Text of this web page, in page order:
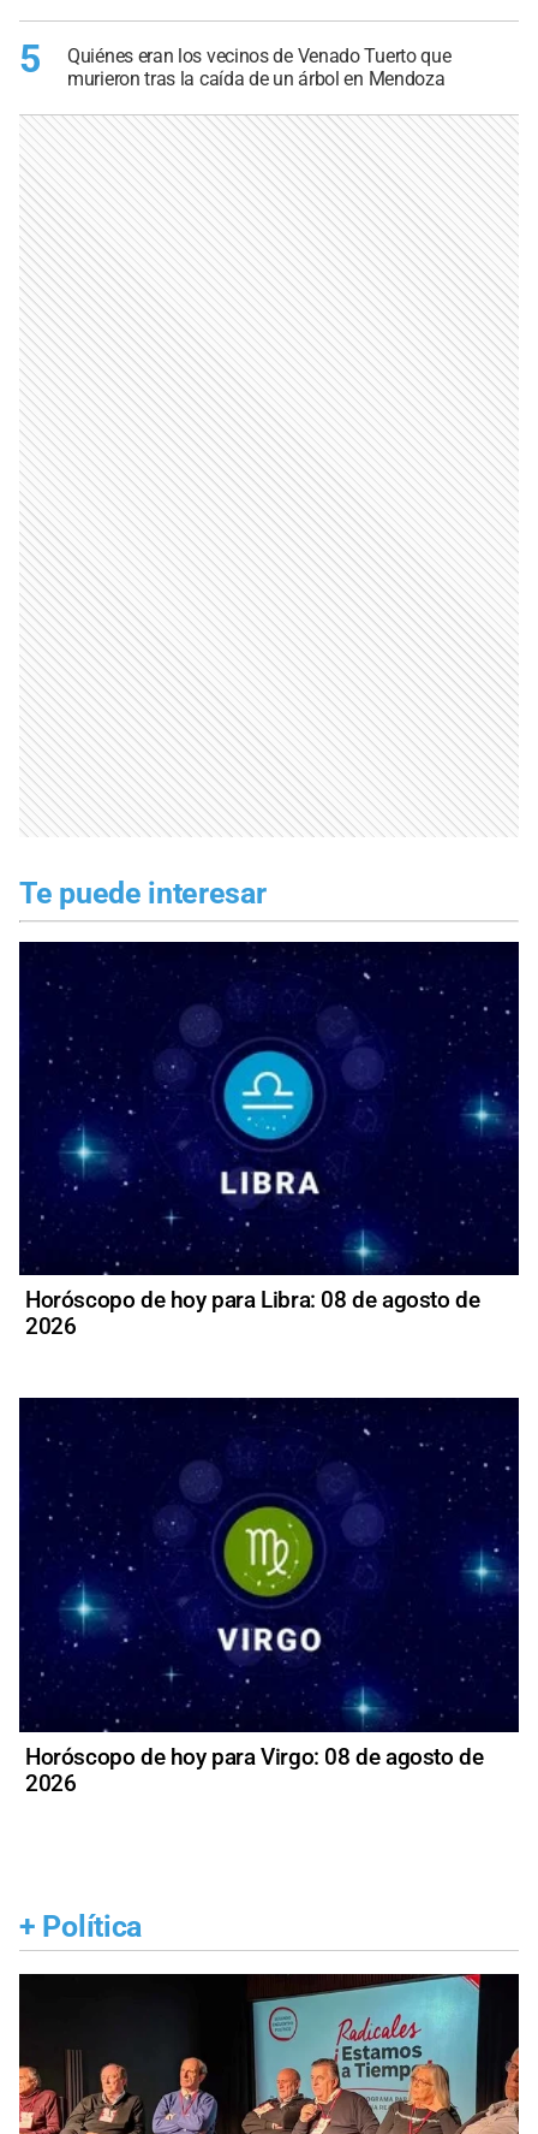
5
Quiénes eran los vecinos de Venado Tuerto que
murieron tras la caída de un árbol en Mendoza
Te puede interesar
Horóscopo de hoy para Libra: 08 de agosto de
2026
Horóscopo de hoy para Virgo: 08 de agosto de
2026
+ Política